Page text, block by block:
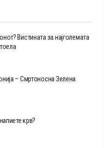
Вистината за најголемата
– Смртоносна Зелена
крв?